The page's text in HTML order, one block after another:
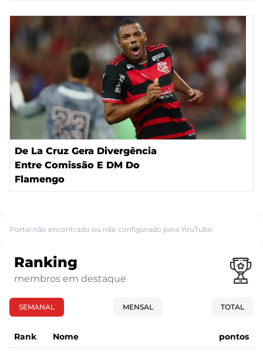
De La Cruz Gera Divergência
Entre Comissão E DM Do
Flamengo
Portal não encontrado ou não configurado para YouTube.
Ranking
membros em destaque
SEMANAL MENSAL TOTAL
Rank Nome pontos